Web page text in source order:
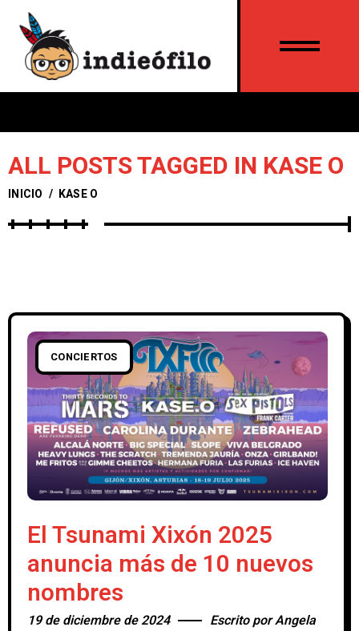
ALL POSTS TAGGED IN KASE O
INICIO / KASE O
CONCIERTOS
El Tsunami Xixón 2025
anuncia más de 10 nuevos
nombres
19 de diciembre de 2024 Escrito porAngela